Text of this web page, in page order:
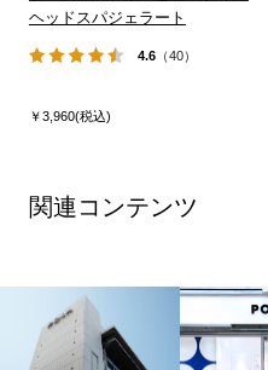
ヘッドスパジェラート
4.6（40）
￥3,960(税込)
関連コンテンツ